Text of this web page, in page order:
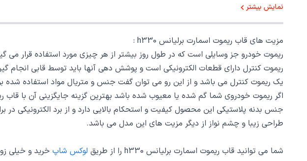
نمایش بیشتر
مزیت های قاب ریموت اسمارت برلیانس h330 :
ریموت خودرو جز وسایلی است که در طول روز بیشتر از هر چیزی مورد استفاده قرار
ریموت کنترل دارای قطعات الکترونیکی است و پوشش دهی آنها باید توسط قابی انجام
یک ریموت کنترل می باشد و از این رو می توان گفت جنس و متریال مواد استفاده شده
اگر ریموت خودروی شما گم شده یا معیوب شده باشد بهترین گزینه جایگزینی آن با
جنس بدنه پلاستیکی این محصول کیفیت و استحکام بالایی دارد و از برد الکترونیکی
طراحی زیبا و چشم نواز از دیگر مزیت های این مدل می باشد.
شما می توانید قاب ریموت اسمارت برلیانس h330 را از طریق لوکس شاپ خرید و خیلی